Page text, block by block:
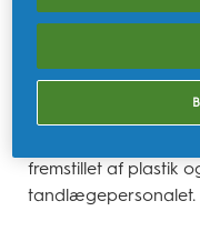
ikke indeholder
at spørge din
er nødvendige.
fremstillet af plastik
tandlægepersonalet.